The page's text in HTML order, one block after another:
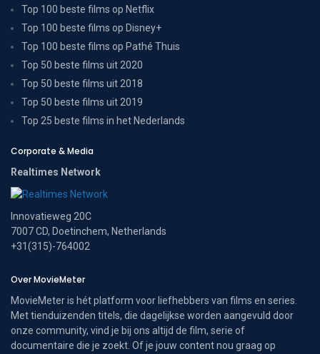
Top 100 beste films op Netflix
Top 100 beste films op Disney+
Top 100 beste films op Pathé Thuis
Top 50 beste films uit 2020
Top 50 beste films uit 2018
Top 50 beste films uit 2019
Top 25 beste films in het Nederlands
Corporate & Media
Realtimes Network
Innovatieweg 20C
7007 CD, Doetinchem, Netherlands
+31(315)-764002
Over MovieMeter
MovieMeter is hét platform voor liefhebbers van films en series.
Met tienduizenden titels, die dagelijkse worden aangevuld door
onze community, vind je bij ons altijd de film, serie of
documentaire die je zoekt. Of je jouw content nou graag op